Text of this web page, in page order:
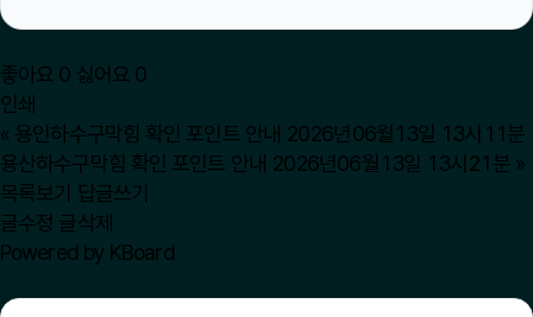
용산하수구막힘
수원피부과
좋아요 0 싫어요 0
인쇄
« 용인하수구막힘 확인 포인트 안내 2026년06월13일 13시11분
용산하수구막힘 확인 포인트 안내 2026년06월13일 13시21분 »
목록보기
답글쓰기
글수정 글삭제
Powered by KBoard